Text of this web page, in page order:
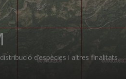
d’espècies i altres finalitats